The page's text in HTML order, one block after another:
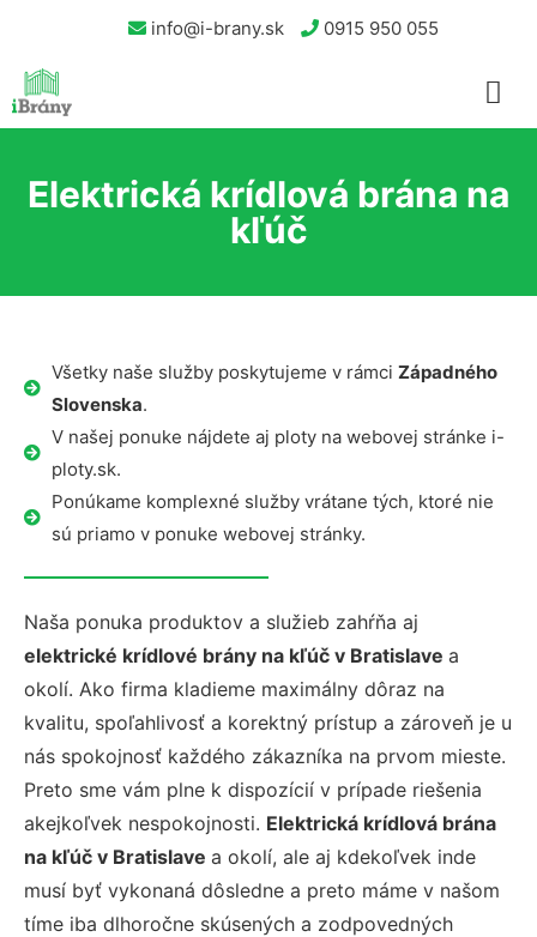
info@i-brany.sk 0915 950 055
Elektrická krídlová brána na
kľúč
Všetky naše služby poskytujeme v rámci Západného
Slovenska.
V našej ponuke nájdete aj ploty na webovej stránke i-
ploty.sk.
Ponúkame komplexné služby vrátane tých, ktoré nie
sú priamo v ponuke webovej stránky.
Naša ponuka produktov a služieb zahŕňa aj
elektrické krídlové brány na kľúč v Bratislave a
okolí. Ako firma kladieme maximálny dôraz na
kvalitu, spoľahlivosť a korektný prístup a zároveň je u
nás spokojnosť každého zákazníka na prvom mieste.
Preto sme vám plne k dispozícií v prípade riešenia
akejkoľvek nespokojnosti. Elektrická krídlová brána
na kľúč v Bratislave a okolí, ale aj kdekoľvek inde
musí byť vykonaná dôsledne a preto máme v našom
tíme iba dlhoročne skúsených a zodpovedných